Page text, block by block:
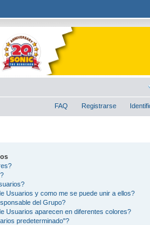
FAQ Registrarse
Usuarios y como me se puede unir a ellos?
del Grupo?
Usuarios aparecen en diferentes colores?
predeterminado"?